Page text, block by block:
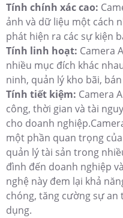
Tính chính xác cao:
ảnh và dữ liệu một cách
phát hiện ra các sự kiện
Tính linh hoạt: Camera
nhiều mục đích khác
ninh, quản lý kho bãi, bán
Tính tiết kiệm: Camera
công, thời gian và tài
cho doanh
một phần quan trọng
quản lý tài sản trong
đình đến doanh nghiệp
nghệ này đem lại khả
chóng, tăng cường sự
dụng.